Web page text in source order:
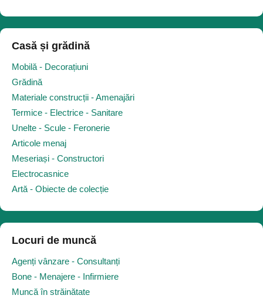
Casă și grădină
Mobilă - Decorațiuni
Grădină
Materiale construcții - Amenajări
Termice - Electrice - Sanitare
Unelte - Scule - Feronerie
Articole menaj
Meseriași - Constructori
Electrocasnice
Artă - Obiecte de colecție
Locuri de muncă
Agenți vânzare - Consultanți
Bone - Menajere - Infirmiere
Muncă în străinătate